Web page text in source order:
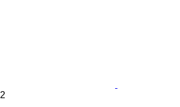
2